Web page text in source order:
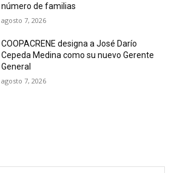
número de familias
agosto 7, 2026
COOPACRENE designa a José Darío
Cepeda Medina como su nuevo Gerente
General
agosto 7, 2026